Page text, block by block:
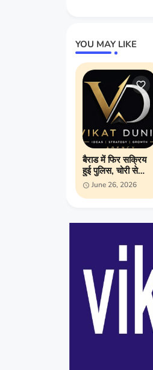
YOU MAY LIKE
बैराड में फिर सक्रिय
हुई पुलिस, चोरी से
लेकर अवैध शराब तक
ताबड़तोड़ कार्रवाई;
June 26, 2026